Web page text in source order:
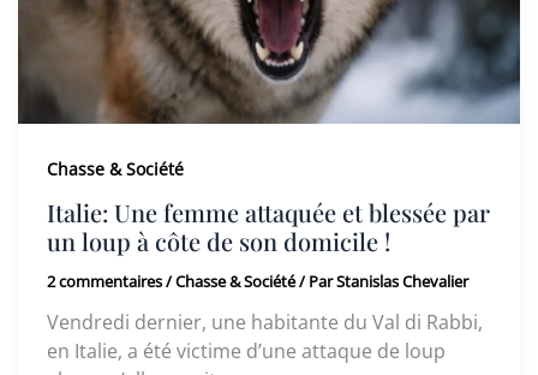
Chasse & Société
Italie: Une femme attaquée et blessée par
un loup à côte de son domicile !
2 commentaires/Chasse & Société/ ParStanislas Chevalier
Vendredi dernier, une habitante du Val di Rabbi,
en Italie, a été victime d’une attaque de loup